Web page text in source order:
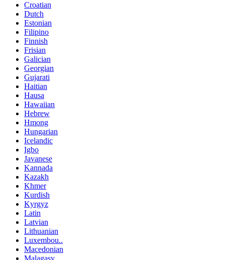
Croatian
Dutch
Estonian
Filipino
Finnish
Frisian
Galician
Georgian
Gujarati
Haitian
Hausa
Hawaiian
Hebrew
Hmong
Hungarian
Icelandic
Igbo
Javanese
Kannada
Kazakh
Khmer
Kurdish
Kyrgyz
Latin
Latvian
Lithuanian
Luxembou..
Macedonian